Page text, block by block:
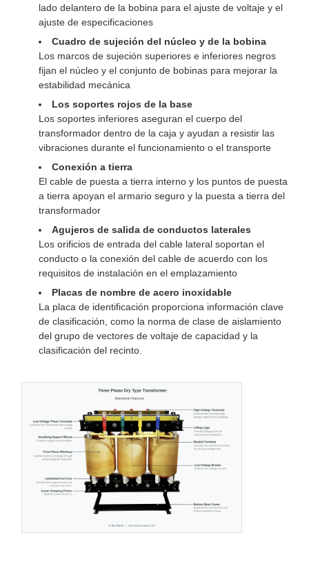
lado delantero de la bobina para el ajuste de voltaje y el
ajuste de especificaciones
Cuadro de sujeción del núcleo y de la bobina
Los marcos de sujeción superiores e inferiores negros
fijan el núcleo y el conjunto de bobinas para mejorar la
estabilidad mecánica
Los soportes rojos de la base
Los soportes inferiores aseguran el cuerpo del
transformador dentro de la caja y ayudan a resistir las
vibraciones durante el funcionamiento o el transporte
Conexión a tierra
El cable de puesta a tierra interno y los puntos de puesta
a tierra apoyan el armario seguro y la puesta a tierra del
transformador
Agujeros de salida de conductos laterales
Los orificios de entrada del cable lateral soportan el
conducto o la conexión del cable de acuerdo con los
requisitos de instalación en el emplazamiento
Placas de nombre de acero inoxidable
La placa de identificación proporciona información clave
de clasificación, como la norma de clase de aislamiento
del grupo de vectores de voltaje de capacidad y la
clasificación del recinto.